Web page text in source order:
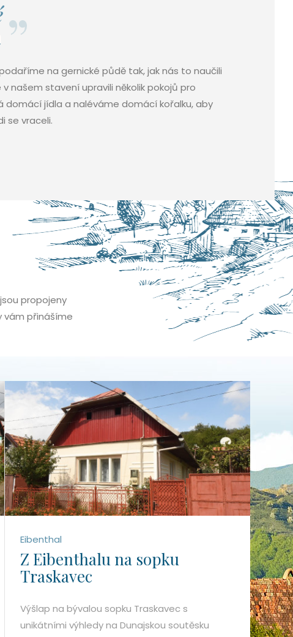
na gernické půdě tak, jak nás to naučili
našem stavení upravili několik pokojů pro
domácí jídla a naléváme domácí kořalku, aby
se vraceli.
propojeny
vám přinášíme
Eibenthal
Z Eibenthalu na sopku
Traskavec
Výšlap na bývalou sopku Traskavec s
unikátními výhledy na Dunajskou soutěsku